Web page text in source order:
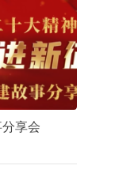
享会